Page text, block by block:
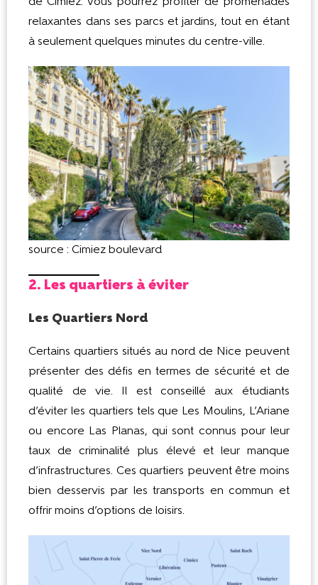
relaxantes dans ses parcs et jardins, tout en étant
à seulement quelques minutes du centre-ville.
source : Cimiez boulevard
2. Les quartiers à éviter
Les Quartiers Nord
Certains quartiers situés au nord de Nice peuvent
présenter des défis en termes de sécurité et de
qualité de vie. Il est conseillé aux étudiants
d’éviter les quartiers tels que Les Moulins, L’Ariane
ou encore Las Planas, qui sont connus pour leur
taux de criminalité plus élevé et leur manque
d’infrastructures. Ces quartiers peuvent être moins
bien desservis par les transports en commun et
offrir moins d’options de loisirs.